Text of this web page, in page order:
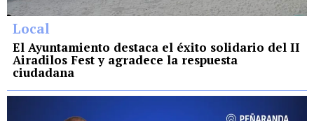
Local
El Ayuntamiento destaca el éxito solidario del II
Airadilos Fest y agradece la respuesta
ciudadana